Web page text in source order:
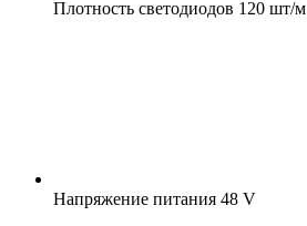
Плотность светодиодов 120 шт/м
Напряжение питания 48 V